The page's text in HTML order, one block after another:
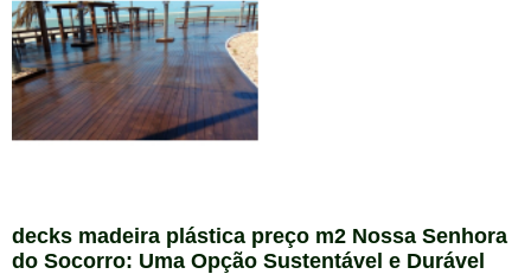
decks madeira plástica preço m2 Nossa Senhora
do Socorro: Uma Opção Sustentável e Durável